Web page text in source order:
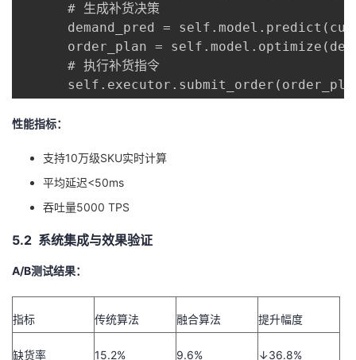
      # 生成补货决策
demand_pred =
order_plan =
      # 执行补货指令
性能指标：
支持10万级SKU实时计算
平均延迟<50ms
吞吐量5000 TPS
5.2 系统集成与效果验证
A/B测试结果：
指标 传统算法 融合算法 提升幅度
缺货率 15.2% 9.6% ↓36.8%